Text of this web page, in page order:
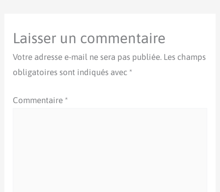
Laisser un commentaire
Votre adresse e-mail ne sera pas publiée. Les champs
obligatoires sont indiqués avec *
Commentaire *